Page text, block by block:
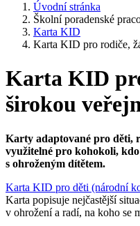
Úvodní stránka
Školní poradenské
Karta KID
Karta KID pro rodiče,
Karta KID
širokou
Karty adaptované pro děti,
využitelné pro kohokoli,
s ohroženým dítětem.​
Karta KID pro děti (národní
Karta popisuje nejčastější
v ohrožení a radí, na koho se